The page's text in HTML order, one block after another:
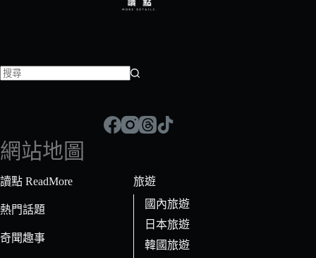
符
合
條
的
果
網站地圖
讀點 ReadMore
熱門話題
奇聞趣事
旅遊
國內旅遊
日本旅遊
韓國旅遊